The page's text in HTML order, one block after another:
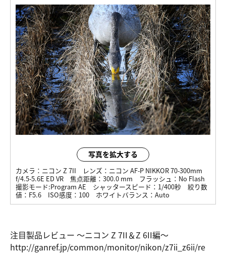
写真を拡大する
カメラ： ニコン Z 7II レンズ： ニコン AF-P NIKKOR 70-300mm
f/4.5-5.6E ED VR
焦点距離： 300.0 mm フラッシュ： No Flash
撮影モード:Program AE シャッタースピード： 1/400秒
絞り数
値： F5.6 ISO感度： 100 ホワイトバランス： Auto
注目製品レビュー ～ニコン Z 7II＆Z 6II編～
http://ganref.jp/common/monitor/nikon/z7ii_z6ii/re